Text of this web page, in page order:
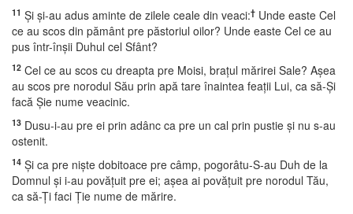
11 Şi şi-au adus aminte de zilele ceale din veaci:† Unde easte Cel
ce au scos din pământ pre păstoriul oilor? Unde easte Cel ce au
pus într-înşii Duhul cel Sfânt?
12 Cel ce au scos cu dreapta pre Moisi, braţul mărirei Sale? Aşea
au scos pre norodul Său prin apă tare înaintea feaţii Lui, ca să-Şi
facă Şie nume veacinic.
13 Dusu-i-au pre ei prin adânc ca pre un cal prin pustie şi nu s-au
ostenit.
14 Şi ca pre nişte dobitoace pre câmp, pogorâtu-S-au Duh de la
Domnul şi i-au povăţuit pre ei; aşea ai povăţuit pre norodul Tău,
ca să-Ţi faci Ţie nume de mărire.